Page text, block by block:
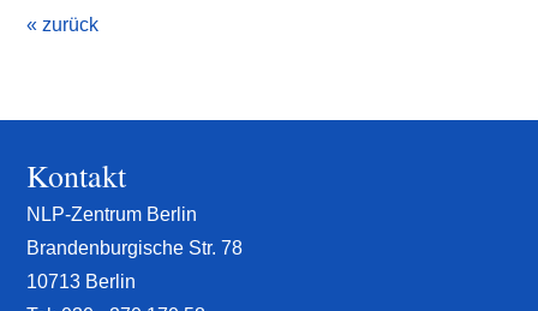
« zurück
Kontakt
NLP-Zentrum Berlin
Brandenburgische Str. 78
10713 Berlin